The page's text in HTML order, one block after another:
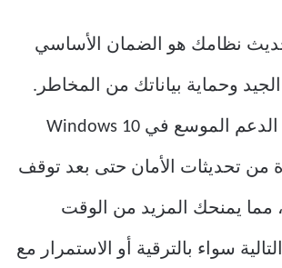
نظامك هو الضمان الأساسي
الجيد وحماية بياناتك من المخاطر.
من خلال تفعيل الدعم الموسع في Windows 10
من تحديثات الأمان حتى بعد توقف
مما يمنحك المزيد من الوقت
سواء بالترقية أو الاستمرار مع